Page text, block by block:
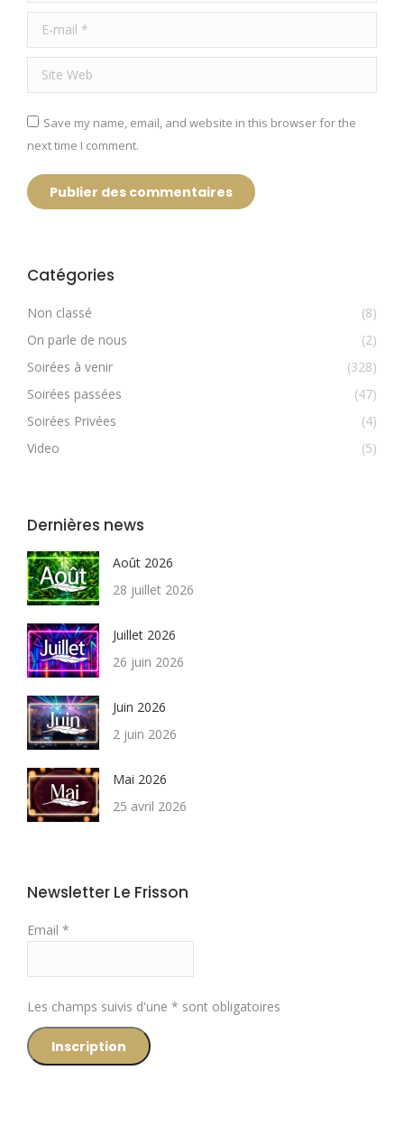
E-mail *
Site Web
Save my name, email, and website in this browser for the
next time I comment.
Publier des commentaires
Catégories
Non classé
(8)
On parle de nous
(2)
Soirées à venir
(328)
Soirées passées
(47)
Soirées Privées
(4)
Video
(5)
Dernières news
Août 2026
28 juillet 2026
Juillet 2026
26 juin 2026
Juin 2026
2 juin 2026
Mai 2026
25 avril 2026
Newsletter Le Frisson
Email *
Les champs suivis d'une * sont obligatoires